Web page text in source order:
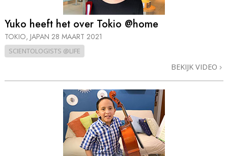
Yuko heeft het over Tokio @home
TOKIO, JAPAN 28 MAART 2021
SCIENTOLOGISTS @LIFE
BEKIJK VIDEO